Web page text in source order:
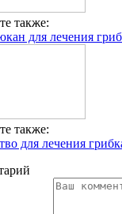
также:
для лечения
также:
для лечения